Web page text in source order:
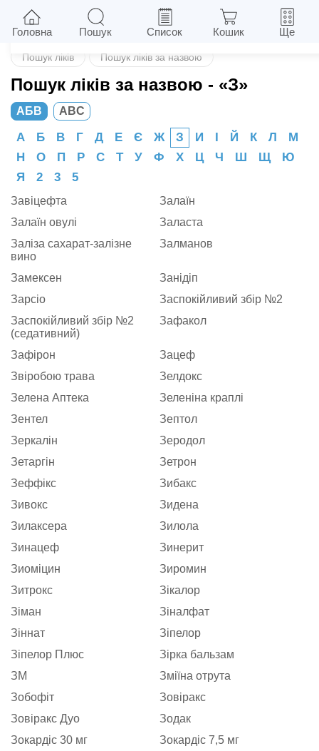
Назад
Пошук ліків Пошук ліків за назвою
Пошук ліків за назвою - «З»
АБВ ABC
А Б В Г Д Е Є Ж З И І Й К Л
М
Н
О П Р С Т У Ф Х Ц Ч Ш Щ
Ю
Я
2 3 5
Завіцефта
Залаїн
Залаїн овулі
Заласта
Заліза сахарат-залізне
вино
Залманов
Замексен
Занідіп
Зарсіо
Заспокійливий збір №2
Заспокійливий збір №2
(седативний)
Зафакол
Зафірон
Зацеф
Звіробою трава
Зелдокс
Зелена Аптека
Зеленіна краплі
Зентел
Зептол
Зеркалін
Зеродол
Зетаргін
Зетрон
Зеффікс
Зибакс
Зивокс
Зидена
Зилаксера
Зилола
Зинацеф
Зинерит
Зиоміцин
Зиромин
Зитрокс
Зікалор
Зіман
Зіналфат
Зіннат
Зіпелор
Зіпелор Плюс
Зірка бальзам
ЗМ
Зміїна отрута
Зобофіт
Зовіракс
Зовіракс Дуо
Зодак
Зокардіс 30 мг
Зокардіс 7,5 мг
Головна Пошук Список Кошик Ще